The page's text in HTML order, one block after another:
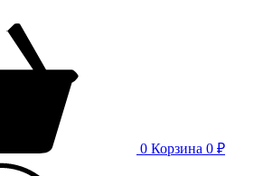
0 Корзина 0 ₽